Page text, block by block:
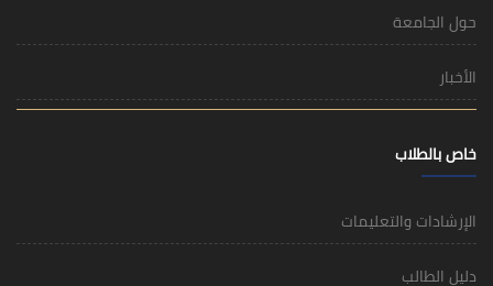
حول الجامعة
الأخبار
خاص بالطلاب
الإرشادات والتعليمات
دليل الطالب